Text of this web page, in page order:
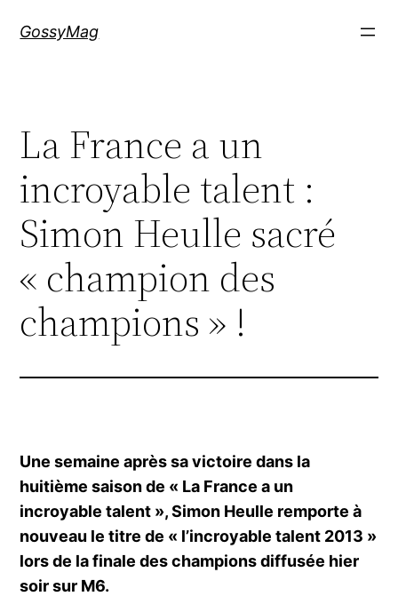
GossyMag
La France a un
incroyable talent :
Simon Heulle sacré
« champion des
champions » !
Une semaine après sa victoire dans la
huitième saison de « La France a un
incroyable talent », Simon Heulle remporte à
nouveau le titre de « l’incroyable talent 2013 »
lors de la finale des champions diffusée hier
soir sur M6.